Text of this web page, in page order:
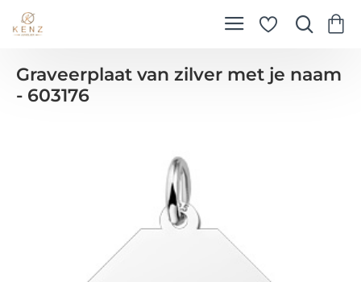
Graveerplaat van zilver met je naam
- 603176